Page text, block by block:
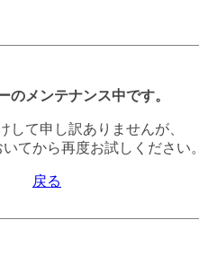
のメンテナンス中です。
して申し訳ありませんが、
てから再度お試しください。
戻る